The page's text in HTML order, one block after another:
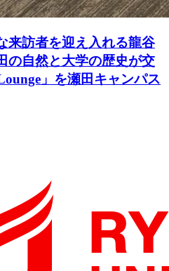
来訪者を迎え入れる龍谷
自然と大学の歴史が交
」を瀬田キャンパス